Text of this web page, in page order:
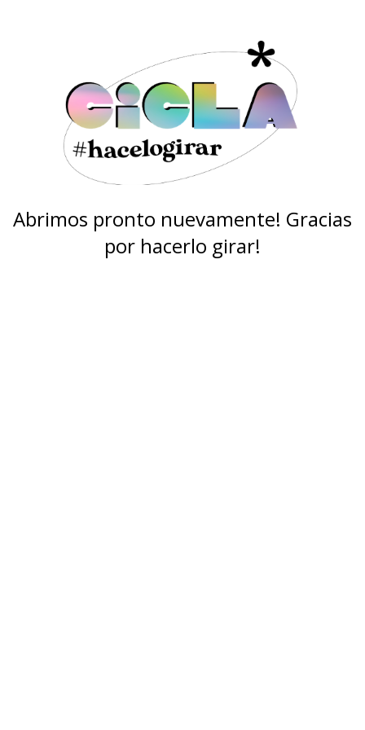
Abrimos pronto nuevamente! Gracias
por hacerlo girar!